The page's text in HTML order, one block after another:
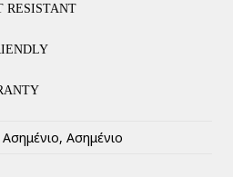
RESISTANT
Ασημένιο